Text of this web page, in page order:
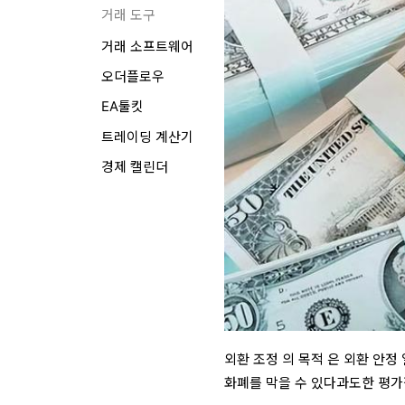
거래 도구
거래 소프트웨어
오더플로우
EA툴킷
트레이딩 계산기
경제 캘린더
외환 조정 의 목적 은 외환 안
화폐를 막을 수 있다과도한 평